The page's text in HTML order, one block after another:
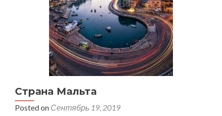
Страна Мальта
Posted on Сентябрь 19, 2019